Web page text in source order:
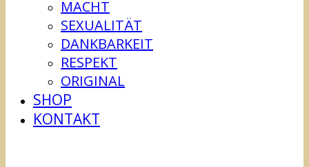
MACHT
SEXUALITÄT
DANKBARKEIT
RESPEKT
ORIGINAL
SHOP
KONTAKT